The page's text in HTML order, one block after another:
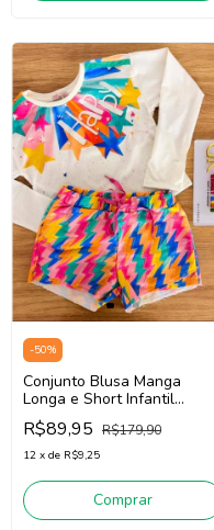
-50%
Conjunto Blusa Manga
Longa e Short Infantil
Menina Mon Sucré
138020036 (Off
White/Rosa/Amarelo)
R$89,95 R$179,90
12 x de R$9,25
Comprar